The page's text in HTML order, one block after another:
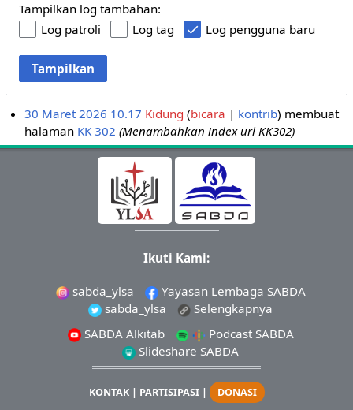
Tampilkan log tambahan:
Log patroli
Log tag Log pengguna baru
Tampilkan
30 Maret 2026 10.17 Kidung bicara kontrib membuat
halaman KK 302 (Menambahkan index url KK302)
Ikuti Kami:
sabda_ylsa
Yayasan Lembaga SABDA
sabda_ylsa
Selengkapnya
SABDA Alkitab
Podcast SABDA
Slideshare SABDA
KONTAK| PARTISIPASI| DONASI